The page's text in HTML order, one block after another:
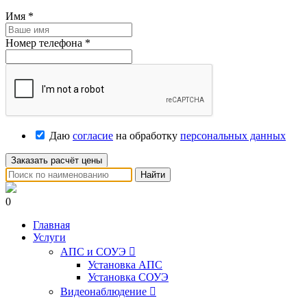
Имя *
Номер телефона *
Даю согласие на обработку персональных данных
Заказать расчёт цены
Найти
0
Главная
Услуги
АПС и СОУЭ 
Установка АПС
Установка СОУЭ
Видеонаблюдение 